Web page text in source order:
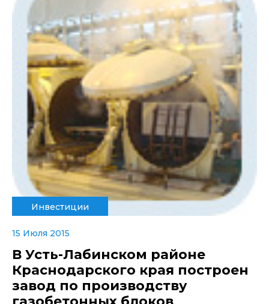
Инвестиции
15 Июля 2015
В Усть-Лабинском районе
Краснодарского края построен
завод по производству